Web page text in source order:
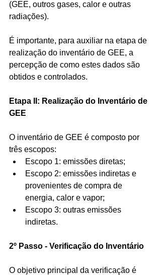
(GEE, outros gases, calor e outras
radiações).
É importante, para auxiliar na etapa de
realização do inventário de GEE, a
percepção de como estes dados são
obtidos e controlados.
Etapa II: Realização do Inventário de
GEE
O inventário de GEE é composto por
três escopos:
Escopo 1: emissões diretas;
Escopo 2: emissões indiretas e
provenientes de compra de
energia, calor e vapor;
Escopo 3: outras emissões
indiretas.
2º Passo - Verificação do Inventário
O objetivo principal da verificação é